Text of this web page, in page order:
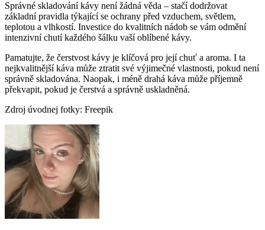
Správné skladování kávy není žádná věda – stačí dodržovat
základní pravidla týkající se ochrany před vzduchem, světlem,
teplotou a vlhkostí. Investice do kvalitních nádob se vám odmění
intenzivní chutí každého šálku vaší oblíbené kávy.
Pamatujte, že čerstvost kávy je klíčová pro její chuť a aroma. I ta
nejkvalitnější káva může ztratit své výjimečné vlastnosti, pokud není
správně skladována. Naopak, i méně drahá káva může příjemně
překvapit, pokud je čerstvá a správně uskladněná.
Zdroj úvodnej fotky: Freepik